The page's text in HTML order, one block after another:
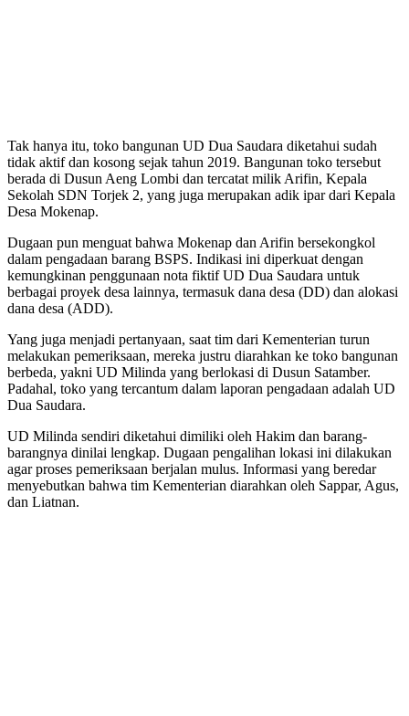
Tak hanya itu, toko bangunan UD Dua Saudara diketahui sudah
tidak aktif dan kosong sejak tahun 2019. Bangunan toko tersebut
berada di Dusun Aeng Lombi dan tercatat milik Arifin, Kepala
Sekolah SDN Torjek 2, yang juga merupakan adik ipar dari Kepala
Desa Mokenap.
Dugaan pun menguat bahwa Mokenap dan Arifin bersekongkol
dalam pengadaan barang BSPS. Indikasi ini diperkuat dengan
kemungkinan penggunaan nota fiktif UD Dua Saudara untuk
berbagai proyek desa lainnya, termasuk dana desa (DD) dan alokasi
dana desa (ADD).
Yang juga menjadi pertanyaan, saat tim dari Kementerian turun
melakukan pemeriksaan, mereka justru diarahkan ke toko bangunan
berbeda, yakni UD Milinda yang berlokasi di Dusun Satamber.
Padahal, toko yang tercantum dalam laporan pengadaan adalah UD
Dua Saudara.
UD Milinda sendiri diketahui dimiliki oleh Hakim dan barang-
barangnya dinilai lengkap. Dugaan pengalihan lokasi ini dilakukan
agar proses pemeriksaan berjalan mulus. Informasi yang beredar
menyebutkan bahwa tim Kementerian diarahkan oleh Sappar, Agus,
dan Liatnan.